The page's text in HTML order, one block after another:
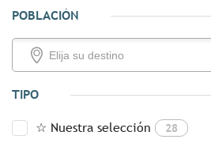
POBLACIÓN
TIPO
☆ Nuestra selección 28